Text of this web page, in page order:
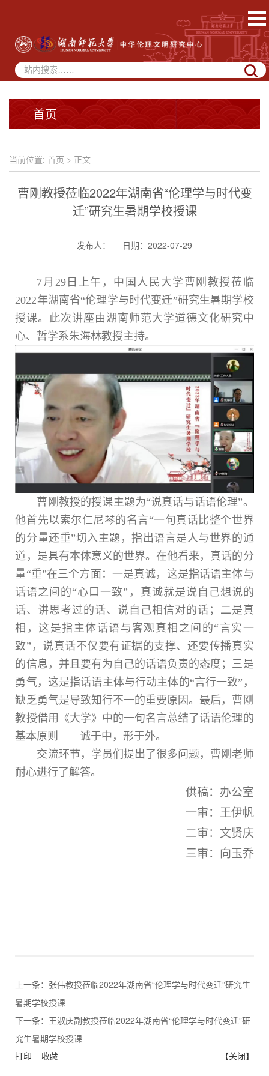
首页
当前位置: 首页 > 正文
曹刚教授莅临2022年湖南省“伦理学与时代变
迁”研究生暑期学校授课
发布人： 日期：2022-07-29
7月29日上午，中国人民大学曹刚教授莅临
2022年湖南省“伦理学与时代变迁”研究生暑期学校
授课。此次讲座由湖南师范大学道德文化研究中
心、哲学系朱海林教授主持。
曹刚教授的授课主题为“说真话与话语伦理”。
他首先以索尔仁尼琴的名言“一句真话比整个世界
的分量还重”切入主题，指出语言是人与世界的通
道，是具有本体意义的世界。在他看来，真话的分
量“重”在三个方面：一是真诚，这是指话语主体与
话语之间的“心口一致”，真诚就是说自己想说的
话、讲思考过的话、说自己相信对的话；二是真
相，这是指主体话语与客观真相之间的“言实一
致”，说真话不仅要有证据的支撑、还要传播真实
的信息，并且要有为自己的话语负责的态度；三是
勇气，这是指话语主体与行动主体的“言行一致”，
缺乏勇气是导致知行不一的重要原因。最后，曹刚
教授借用《大学》中的一句名言总结了话语伦理的
基本原则——诚于中，形于外。
交流环节，学员们提出了很多问题，曹刚老师
耐心进行了解答。
供稿：办公室
一审：王伊帆
二审：文贤庆
三审：向玉乔
上一条： 张伟教授莅临2022年湖南省“伦理学与时代变迁”研究生
暑期学校授课
下一条： 王淑庆副教授莅临2022年湖南省“伦理学与时代变迁”研
究生暑期学校授课
【关闭】
打印 收藏